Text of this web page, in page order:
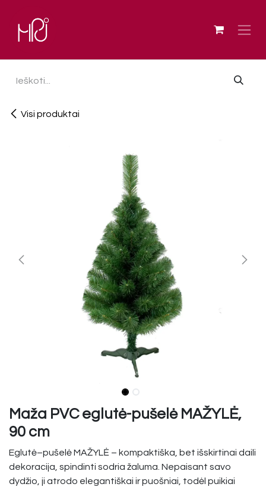
Visi produktai
Maža PVC eglutė-pušelė MAŽYLĖ,
90 cm
Eglutė–pušelė MAŽYLĖ – kompaktiška, bet išskirtinai daili
dekoracija, spindinti sodria žaluma. Nepaisant savo
dydžio, ji atrodo elegantiškai ir puošniai, todėl puikiai